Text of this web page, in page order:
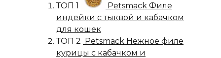
ТОП 1
Petsmack Филе
индейки с тыквой и кабачком
для кошек
ТОП 2 Petsmack Нежное филе
курицы с кабачком и